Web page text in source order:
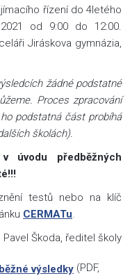
řízení do 4letého
od 9:00 do 12:00.
Jiráskova gymnázia,
žádné podstatné
Proces zpracování
podstatná část probíhá
školách).
úvodu předběžných
testů nebo na klíč
CERMATu.
Pavel Škoda, ředitel školy
výsledky (PDF,